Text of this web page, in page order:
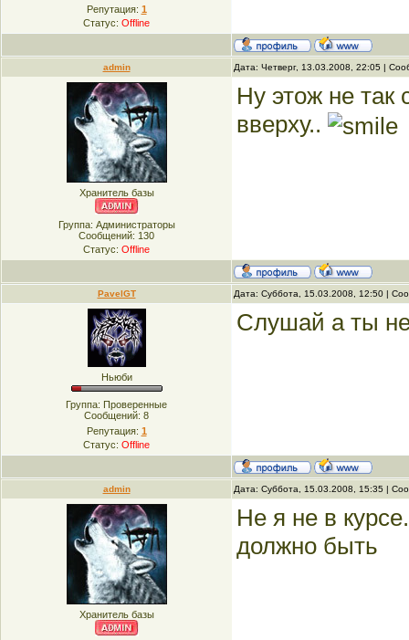
Репутация: 1
Статус: Offline
admin Дата: Четверг, 13.03.2008, 22:05 |
Хранитель базы
Группа: Администраторы
Сообщений: 130
Статус: Offline
Ну этож не так
вверху..
PavelGT Дата: Суббота, 15.03.2008, 12:50 |
Ньюби
Группа: Проверенные
Сообщений: 8
Репутация: 1
Статус: Offline
Слушай а ты не
admin Дата: Суббота, 15.03.2008, 15:35 |
Хранитель базы
Не я не в
должно быть